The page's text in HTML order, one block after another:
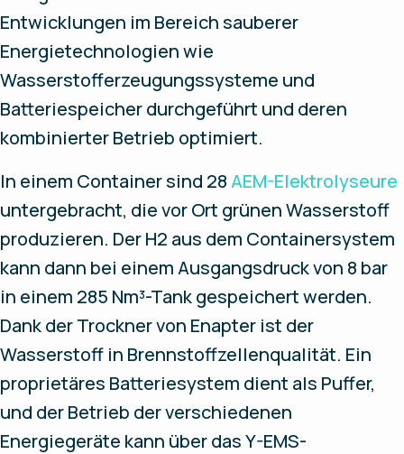
Entwicklungen im Bereich sauberer
Energietechnologien wie
Wasserstofferzeugungssysteme und
Batteriespeicher durchgeführt und deren
kombinierter Betrieb optimiert.
In einem Container sind 28AEM-Elektrolyseure
untergebracht, die vor Ort grünen Wasserstoff
produzieren. Der H2 aus dem Containersystem
kann dann bei einem Ausgangsdruck von 8 bar
in einem 285 Nm³-Tank gespeichert werden.
Dank der Trockner von Enapter ist der
Wasserstoff in Brennstoffzellenqualität. Ein
proprietäres Batteriesystem dient als Puffer,
und der Betrieb der verschiedenen
Energiegeräte kann über das Y-EMS-